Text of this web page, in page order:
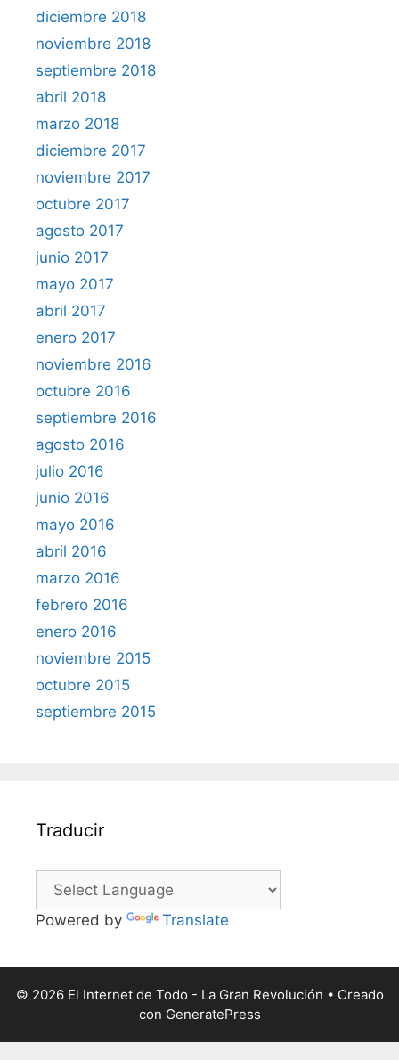
diciembre 2018
noviembre 2018
septiembre 2018
abril 2018
marzo 2018
diciembre 2017
noviembre 2017
octubre 2017
agosto 2017
junio 2017
mayo 2017
abril 2017
enero 2017
noviembre 2016
octubre 2016
septiembre 2016
agosto 2016
julio 2016
junio 2016
mayo 2016
abril 2016
marzo 2016
febrero 2016
enero 2016
noviembre 2015
octubre 2015
septiembre 2015
Traducir
Powered by Translate
© 2026 El Internet de Todo - La Gran Revolución • Creado
con GeneratePress